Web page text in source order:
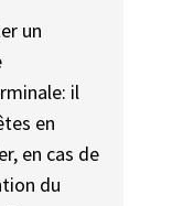
un
il
en
en cas de
du